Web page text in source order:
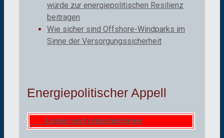
würde zur energiepolitischen Resilienz
beitragen
Wie sicher sind Offshore-Windparks im
Sinne der Versorgungssicherheit
Energiepolitischer Appell
Lesen und unterzeichnen